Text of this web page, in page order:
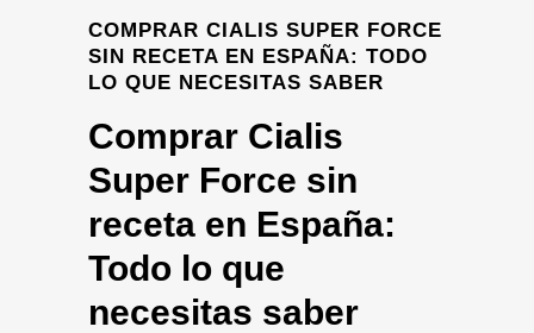
COMPRAR CIALIS SUPER FORCE
SIN RECETA EN ESPAÑA: TODO
LO QUE NECESITAS SABER
Comprar Cialis
Super Force sin
receta en España:
Todo lo que
necesitas saber